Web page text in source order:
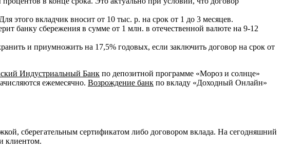
этого вкладчик вносит от 10 тыс. р. на срок от 1 до 3 месяцев.
банку сбережения в сумме от 1 млн. в отечественной валюте на 9-12
и приумножить на 17,5% годовых, если заключить договор на срок от
Индустриальный Банк по депозитной программе «Мороз и солнце»
ежемесячно. Возрождение банк по вкладу «Доходный Онлайн»
сберегательным сертификатом либо договором вклада. На сегодняшний
клиентом.